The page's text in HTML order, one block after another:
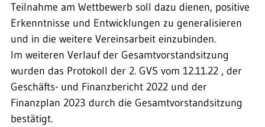
Teilnahme am Wettbewerb soll dazu dienen, positive
Erkenntnisse und Entwicklungen zu generalisieren
und in die weitere Vereinsarbeit einzubinden.
Im weiteren Verlauf der Gesamtvorstandsitzung
wurden das Protokoll der 2. GVS vom 12.11.22 , der
Geschäfts- und Finanzbericht 2022 und der
Finanzplan 2023 durch die Gesamtvorstandsitzung
bestätigt.